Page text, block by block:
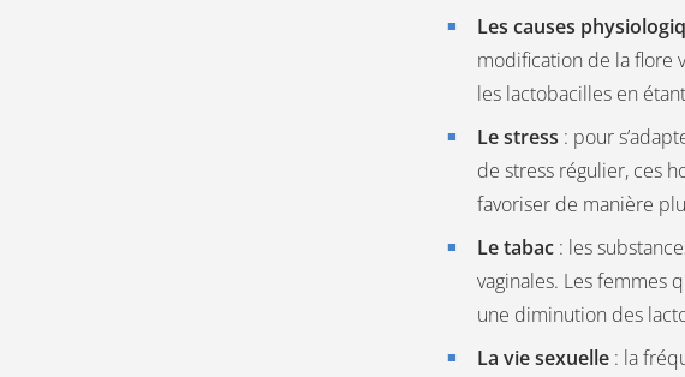
Les causes
modification de la flore
les lactobacilles en
Le stress : pour
de stress régulier, ces
favoriser de manière
Le tabac : les
vaginales. Les femmes
une diminution des
La vie sexuelle : la